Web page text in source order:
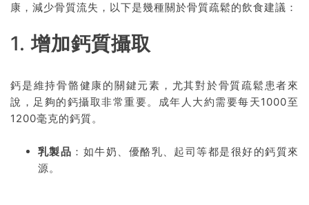
康，減少骨質流失，以下是幾種關於骨質疏鬆的飲食建議：
1.增加鈣質攝取
鈣是維持骨骼健康的關鍵元素，尤其對於骨質疏鬆患者來
說，足夠的鈣攝取非常重要。成年人大約需要每天1000至
1200毫克的鈣質。
乳製品 ：如牛奶、優酪乳、起司等都是很好的鈣質來
源。